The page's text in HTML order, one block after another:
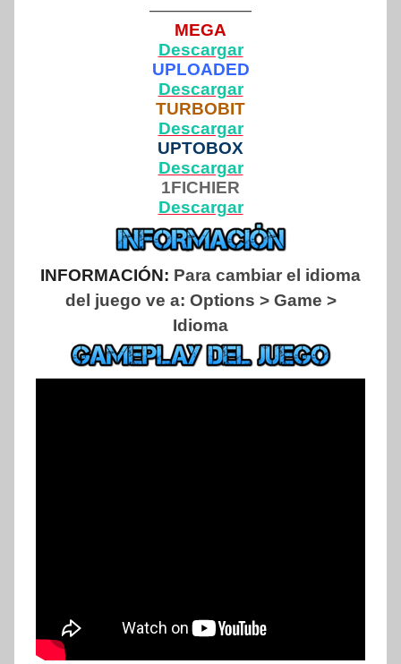
——————
MEGA
Descargar
UPLOADED
Descargar
TURBOBIT
Descargar
UPTOBOX
Descargar
1FICHIER
Descargar
INFORMACIÓN: Para cambiar el idioma
del juego ve a: Options > Game >
Idioma